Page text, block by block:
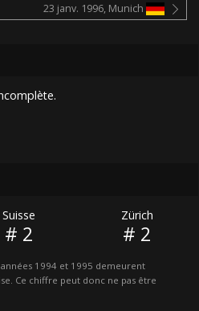
23 janv. 1996, Munich
Suisse
# 2
Zürich
# 2
1994 et 1995 demeurent
Ce chiffre peut donc ne pas être